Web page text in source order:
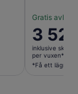
Gratis
Priset
är
3 524 kr
per
3
inklusive
per vuxen*
*Få ett lägre